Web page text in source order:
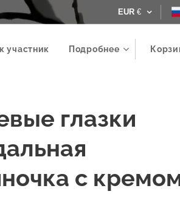
EUR €
участник Подробнее
глазки
с